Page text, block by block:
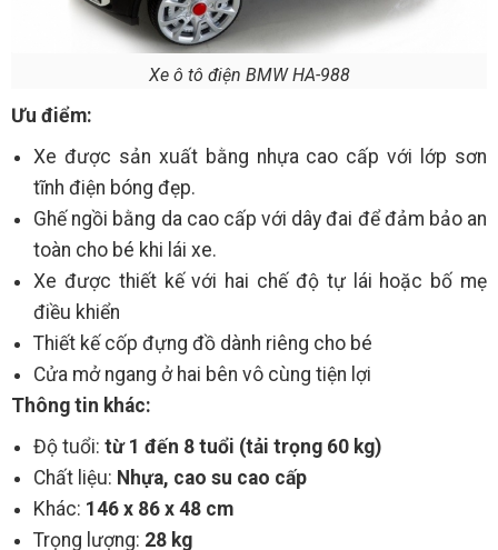
Xe ô tô điện BMW HA-988
Ưu điểm:
Xe được sản xuất bằng nhựa cao cấp với lớp sơn
tĩnh điện bóng đẹp.
Ghế ngồi bằng da cao cấp với dây đai để đảm bảo an
toàn cho bé khi lái xe.
Xe được thiết kế với hai chế độ tự lái hoặc bố mẹ
điều khiển
Thiết kế cốp đựng đồ dành riêng cho bé
Cửa mở ngang ở hai bên vô cùng tiện lợi
Thông tin khác:
Độ tuổi: từ 1 đến 8 tuổi (tải trọng 60 kg)
Chất liệu: Nhựa, cao su cao cấp
Khác: 146 x 86 x 48 cm
Trọng lượng: 28 kg